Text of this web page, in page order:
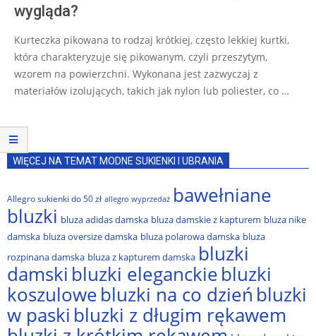
wygląda?
Kurteczka pikowana to rodzaj krótkiej, często lekkiej kurtki,
która charakteryzuje się pikowanym, czyli przeszytym,
wzorem na powierzchni. Wykonana jest zazwyczaj z
materiałów izolujących, takich jak nylon lub poliester, co …
WIĘCEJ NA TEMAT MODNE SUKIENKI I UBRANIA
Allegro sukienki do 50 zł allegro wyprzedaż bawełniane
bluzki bluza adidas damska bluza damskie z kapturem bluza nike
damska bluza oversize damska bluza polarowa damska bluza
rozpinana damska bluza z kapturem damska bluzki
damski bluzki eleganckie bluzki
koszulowe bluzki na co dzień bluzki
w paski bluzki z długim rękawem